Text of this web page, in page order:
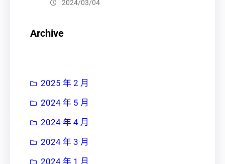
2024/03/04
Archive
2025 年 2 月
2024 年 5 月
2024 年 4 月
2024 年 3 月
2024 年 1 月